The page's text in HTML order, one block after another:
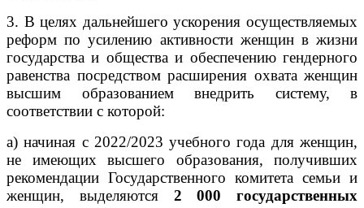
3. В целях дальнейшего ускорения осуществляемых
реформ по усилению активности женщин в жизни
государства и общества и обеспечению гендерного
равенства посредством расширения охвата женщин
высшим образованием внедрить систему, в
соответствии с которой:
а) начиная с 2022/2023 учебного года для женщин,
не имеющих высшего образования, получивших
рекомендации Государственного комитета семьи и
женщин, выделяются 2 000 государственных